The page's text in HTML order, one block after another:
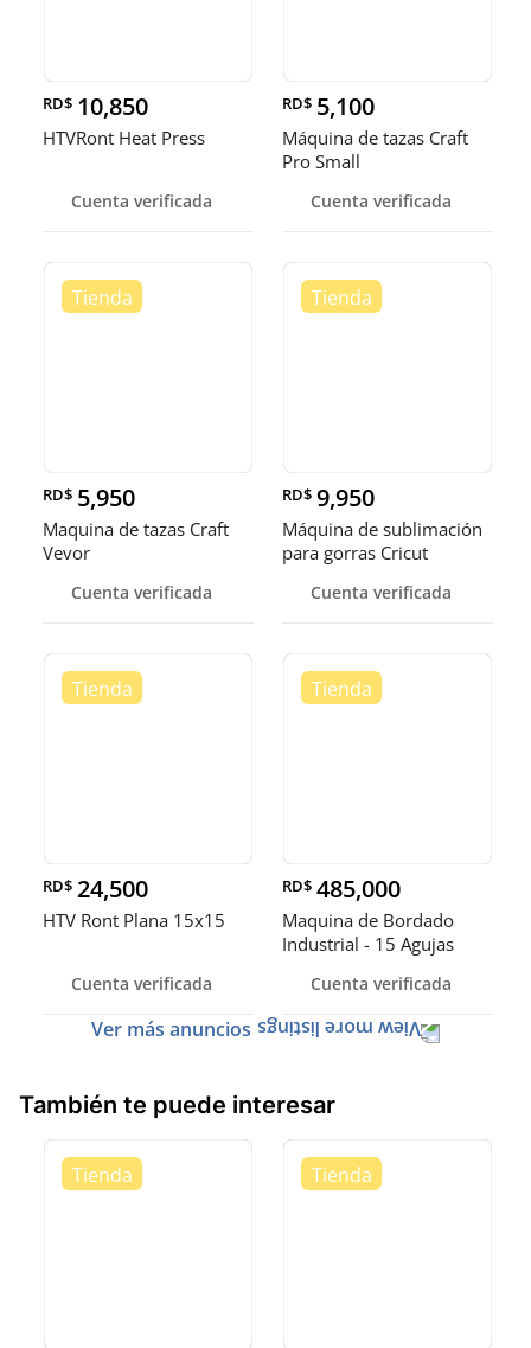
RD$ 10,850
HTVRont Heat Press
Cuenta verificada
RD$ 5,100
Máquina de tazas Craft
Pro Small
Cuenta verificada
RD$ 5,950
Maquina de tazas Craft
Vevor
Cuenta verificada
RD$ 9,950
Máquina de sublimación
para gorras Cricut
Cuenta verificada
RD$ 24,500
HTV Ront Plana 15x15
Cuenta verificada
RD$ 485,000
Maquina de Bordado
Industrial - 15 Agujas
Cuenta verificada
Ver más anuncios
También te puede interesar